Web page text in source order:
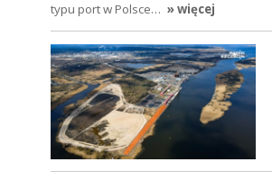
typu port w Polsce… » więcej